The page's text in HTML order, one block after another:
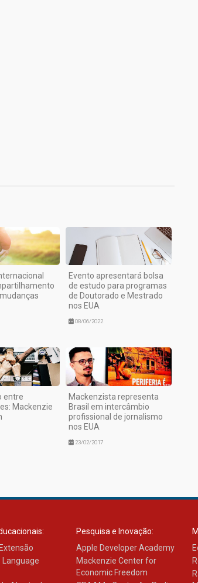
Evento apresentará bolsa
de estudo para programas
de Doutorado e Mestrado
nos EUA
08/06/2022
entre
Mackenzie
Mackenzista representa
Brasil em intercâmbio
profissional de jornalismo
nos EUA
23/02/2017
Language
Pesquisa e Inovação:
Apple Developer Academy
Mackenzie Center for
Economic Freedom